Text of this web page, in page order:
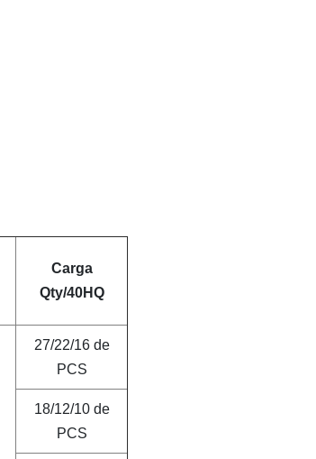
Carga
Qty/40HQ
27/22/16 de
PCS
18/12/10 de
PCS